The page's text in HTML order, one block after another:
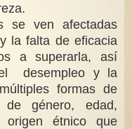
se ven afectadas
la falta de eficacia
a superarla, así
desempleo y la
formas de
de género, edad,
origen étnico que